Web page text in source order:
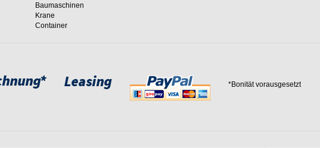
Baumaschinen
Krane
Container
*Bonität vorausgesetzt